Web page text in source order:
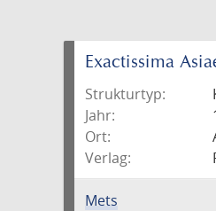
Exactissima
Strukturtyp:
Jahr:
Ort:
Verlag:
Mets